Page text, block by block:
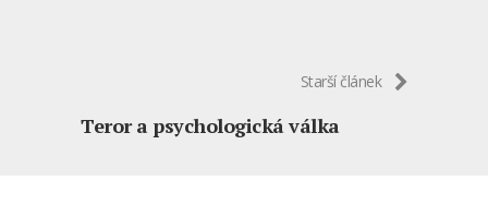
Starší článek
Teror a psychologická válka